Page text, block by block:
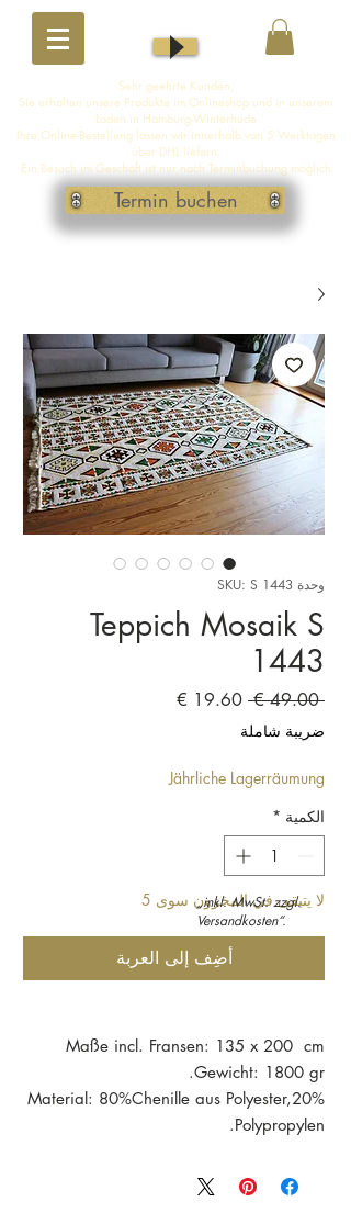
Sehr geehrte Kunden,
Sie erhalten unsere Produkte im Onlineshop und in unserem
Laden in Hamburg-Winterhude
Ihre Online-Bestellung lassen wir innerhalb von 5 Werktagen
über DHL liefern.
Ein Besuch im Geschäft ist nur nach Terminbuchung möglich
Termin buchen
وحدة SKU: S 1443
Teppich Mosaik S
1443
‏49.00 €
سعر
سعر
ضريبة شاملة
Jährliche Lagerräumung
الكمية *
لا يتبقى في المخزون سوى 5
أضِف إلى العربة
Maße incl. Fransen: 135 x 200 cm
Gewicht: 1800 gr.
Material: 80%Chenille aus Polyester,20%
Polypropylen.
Feinwaschmittel)
„inkl. MwSt. zzgl.
Versandkosten“.